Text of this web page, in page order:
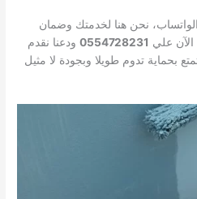
نحن هنا لخدمتك وضمان
الآن علي 0554728231 ودعنا نقدم
بحماية تدوم طويلا وبجودة لا مثيل